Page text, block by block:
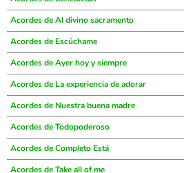
Acordes de Al divino sacramento
Acordes de Escúchame
Acordes de Ayer hoy y siempre
Acordes de La experiencia de adorar
Acordes de Nuestra buena madre
Acordes de Todopoderoso
Acordes de Completo Está
Acordes de Take all of me